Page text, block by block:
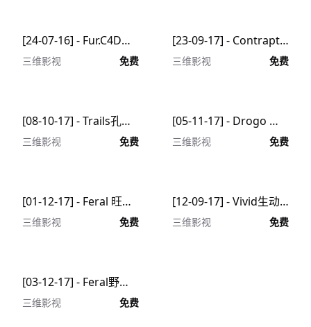
[24-07-16] - Fur.C4D动物的皮毛动画工程文件分享
三维影视 免费
[23-09-17] - Contraption 动物皮肤C4D动画工程文件分享
三维影视 免费
[08-10-17] - Trails孔雀羽毛图C4D动画工程文件分享
三维影视 免费
[05-11-17] - Drogo 超写实飞翔的蝙蝠C4D动画工程文件分享
三维影视 免费
[01-12-17] - Feral 旺盛的动物皮毛C4D动画工程文件分享
三维影视 免费
[12-09-17] - Vivid生动的结晶C4D动画工程文件分享
三维影视 免费
[03-12-17] - Feral野性动物的皮毛C4D动画工程文件分享
三维影视 免费